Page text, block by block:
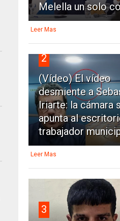
Melella un solo
Leer Mas
2
(Vídeo) El vídeo
desmiente a
Iriarte: la cámara
apunta al
trabajador
Leer Mas
3